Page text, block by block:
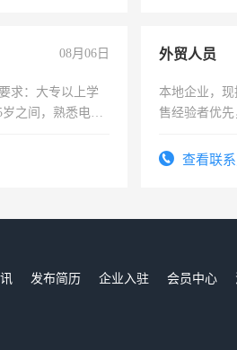
08月06日
求：大专以上学
之间，熟悉电脑
交纳五险，
外贸人员
本地企业，
售经验者优
查看联
发布简历 企业入驻 会员中心